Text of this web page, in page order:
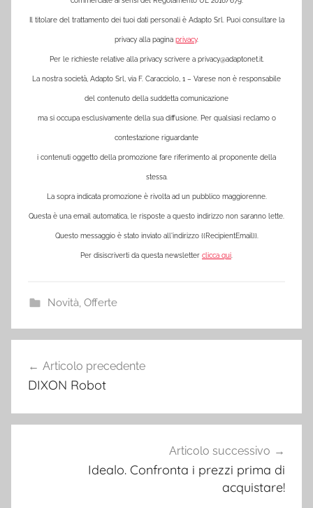
Il titolare del trattamento dei tuoi dati personali è Adapto Srl. Puoi consultare la
privacy alla pagina privacy.
Per le richieste relative alla privacy scrivere a privacy@adaptonet.it.
La nostra società, Adapto Srl, via F. Caracciolo, 1 – Varese non è responsabile
del contenuto della suddetta comunicazione
ma si occupa esclusivamente della sua diffusione. Per qualsiasi reclamo o
contestazione riguardante
i contenuti oggetto della promozione fare riferimento al proponente della
stessa.
La sopra indicata promozione è rivolta ad un pubblico maggiorenne.
Questa è una email automatica, le risposte a questo indirizzo non saranno lette.
Questo messaggio è stato inviato all'indirizzo {{RecipientEmail}}.
Per disiscriverti da questa newsletter clicca qui
Novità, Offerte
articoli
Articolo precedente
DIXON Robot
Articolo successivo
Idealo. Confronta i prezzi prima di
acquistare!